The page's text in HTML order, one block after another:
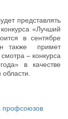
представлять
«Лучший
в сентябре
также примет
– конкурса
в качестве